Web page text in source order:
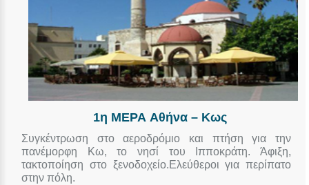
1η ΜΕΡΑ Aθήνα – Κως
Συγκέντρωση στο αεροδρόμιο και πτήση για την
πανέμορφη Κω, το νησί του Ιπποκράτη. Άφιξη,
τακτοποίηση στο ξενοδοχείο.Ελεύθεροι για περίπατο
στην πόλη.